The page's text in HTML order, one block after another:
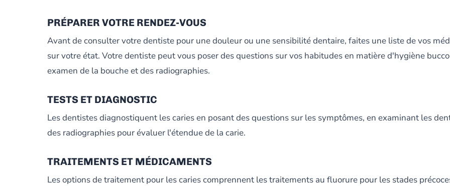
PRÉPARER VOTRE RENDEZ-VOUS
Avant de consulter votre dentiste pour une douleur ou une sensibilité dentaire, faites une liste de vos
sur votre état. Votre dentiste peut vous poser des questions sur vos habitudes en matière d'hygiène
examen de la bouche et des radiographies.
TESTS ET DIAGNOSTIC
Les dentistes diagnostiquent les caries en posant des questions sur les symptômes, en examinant les
des radiographies pour évaluer l'étendue de la carie.
TRAITEMENTS ET MÉDICAMENTS
Les options de traitement pour les caries comprennent les traitements au fluorure pour les stades